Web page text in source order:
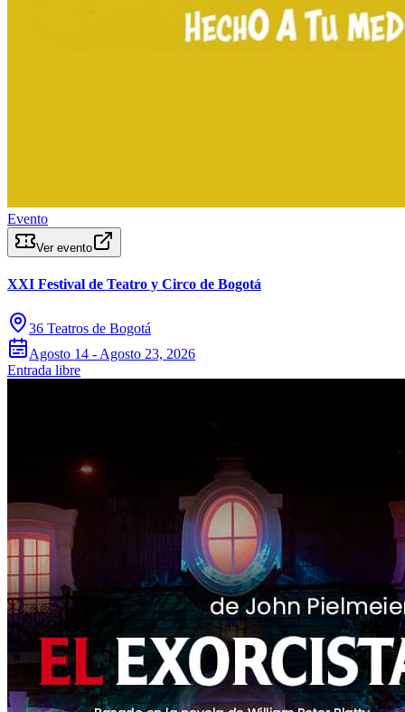
Evento
Ver evento
XXI Festival de Teatro y Circo de Bogotá
36 Teatros de Bogotá
Agosto 14 - Agosto 23, 2026
Entrada libre